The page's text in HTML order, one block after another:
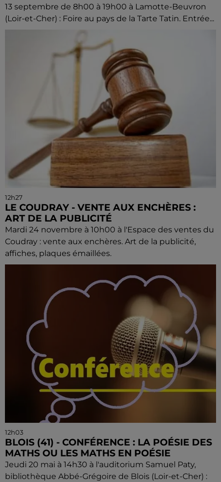
13 septembre de 8h00 à 19h00 à Lamotte-Beuvron
(Loir-et-Cher) : Foire au pays de la Tarte Tatin. Entrée...
12h27
LE COUDRAY - VENTE AUX ENCHÈRES :
ART DE LA PUBLICITÉ
Mardi 24 novembre à 10h00 à l'Espace des ventes du
Coudray : vente aux enchères. Art de la publicité,
affiches, plaques émaillées.
12h03
BLOIS (41) - CONFÉRENCE : LA POÉSIE DES
MATHS OU LES MATHS EN POÉSIE
Jeudi 20 mai à 14h30 à l'auditorium Samuel Paty,
bibliothèque Abbé-Grégoire de Blois (Loir-et-Cher) :